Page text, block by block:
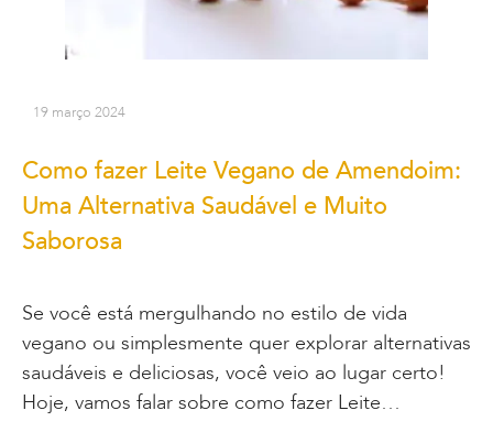
19 março 2024
Como fazer Leite Vegano de Amendoim:
Uma Alternativa Saudável e Muito
Saborosa
Se você está mergulhando no estilo de vida
vegano ou simplesmente quer explorar alternativas
saudáveis e deliciosas, você veio ao lugar certo!
Hoje, vamos falar sobre como fazer Leite…